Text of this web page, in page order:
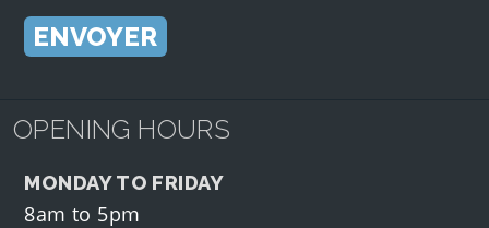
OPENING HOURS
MONDAY TO FRIDAY
8am to 5pm